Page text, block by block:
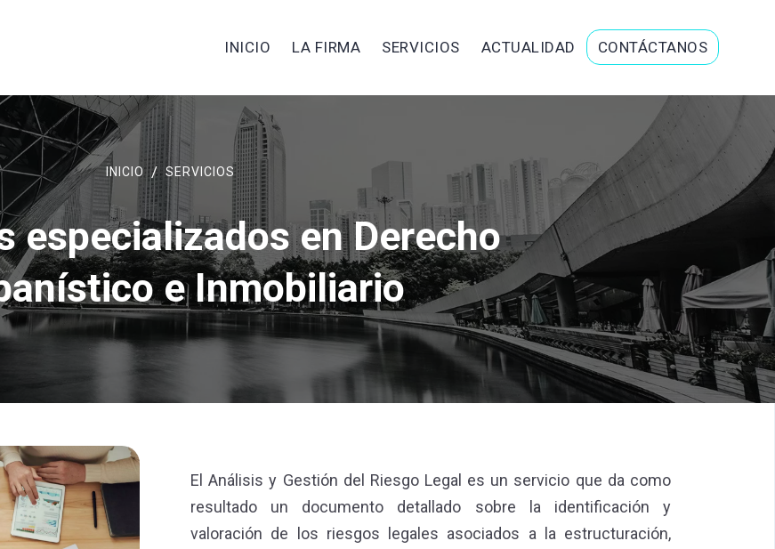
INICIO LA FIRMA SERVICIOS ACTUALIDAD CONTÁCTANOS
INICIO SERVICIOS
especializados en Derecho
e Inmobiliario
El Análisis y Gestión del Riesgo Legal es un servicio que da como
resultado un documento detallado sobre la identificación y
valoración de los riesgos legales asociados a la estructuración,